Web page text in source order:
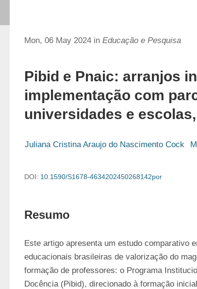
Mon, 06 May 2024 in Educação e Pesquisa
Pibid e Pnaic: arranjos
implementação com
universidades e escolas,
Juliana Cristina Araujo do Nascimento Cock
DOI: 10.1590/S1678-4634202450268142por
Resumo
Este artigo apresenta um estudo comparativo
educacionais brasileiras de valorização do
formação de professores: o Programa
Docência (Pibid), direcionado à formação